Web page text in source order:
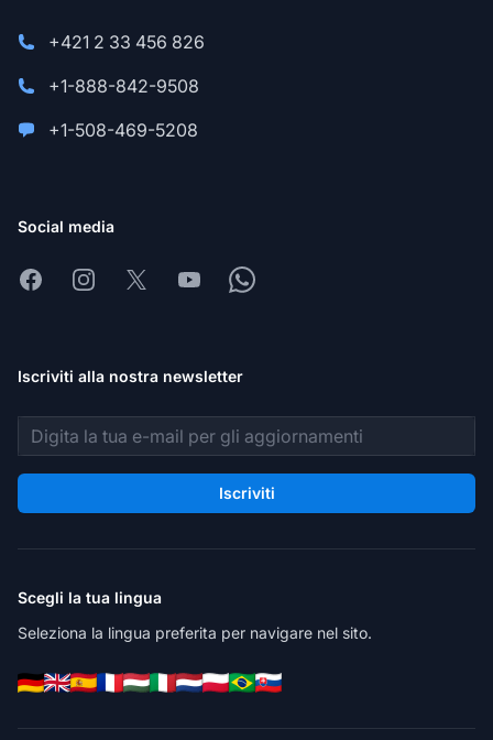
+421 2 33 456 826
+1-888-842-9508
+1-508-469-5208
Social media
FacebookInstagram
X YoutubeWhatsapp
Iscriviti alla nostra newsletter
Indirizzo email
Iscriviti
Scegli la tua lingua
Seleziona la lingua preferita per navigare nel sito.